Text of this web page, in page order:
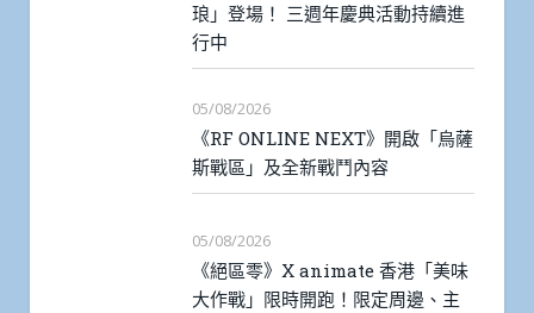
琅」登場！ 三週年慶典活動持續進
行中
05/08/2026
《RF ONLINE NEXT》開啟「烏薩
斯戰區」及全新戰鬥內容
05/08/2026
《絕區零》X animate 香港「美味
大作戰」限時開跑！限定周邊、主